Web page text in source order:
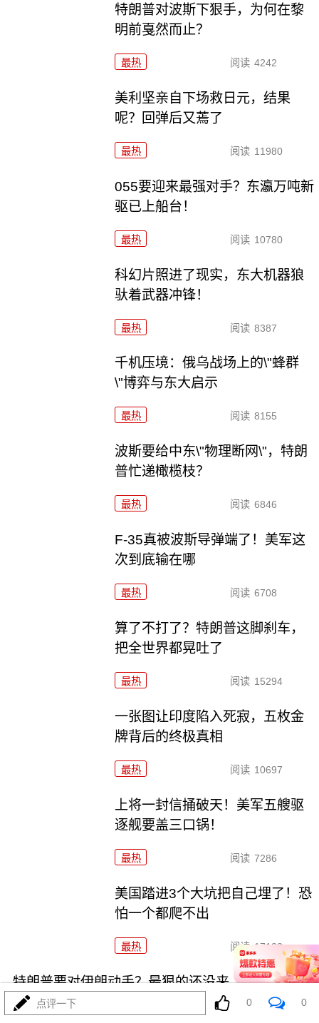
特朗普对波斯下狠手，为何在黎
明前戛然而止？
最热 阅读 4242
美利坚亲自下场救日元，结果
呢？回弹后又蔫了
最热 阅读 11980
055要迎来最强对手？东瀛万吨新
驱已上船台！
最热 阅读 10780
科幻片照进了现实，东大机器狼
驮着武器冲锋！
最热 阅读 8387
千机压境：俄乌战场上的\"蜂群
\"博弈与东大启示
最热 阅读 8155
波斯要给中东\"物理断网\"，特朗
普忙递橄榄枝？
最热 阅读 6846
F-35真被波斯导弹端了！美军这
次到底输在哪
最热 阅读 6708
算了不打了？特朗普这脚刹车，
把全世界都晃吐了
最热 阅读 15294
一张图让印度陷入死寂，五枚金
牌背后的终极真相
最热 阅读 10697
上将一封信捅破天！美军五艘驱
逐舰要盖三口锅！
最热 阅读 7286
美国踏进3个大坑把自己埋了！恐
怕一个都爬不出
最热 阅读 17133
特朗普要对伊朗动手？最狠的还没来，最骚的来了
点评一下 0 0